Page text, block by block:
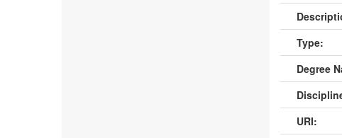
Type:
Degree
URI: